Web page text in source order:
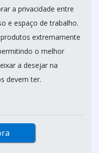
a privacidade entre
e espaço de trabalho.
extremamente
o melhor
a desejar na
devem ter.